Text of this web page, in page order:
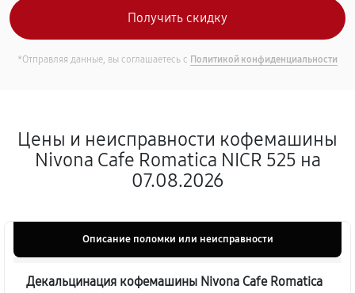
*Отправляя данные, вы соглашаетесь с Политикой конфиденциальности
Цены и неисправности кофемашины
Nivona Cafe Romatica NICR 525 на
07.08.2026
Описание поломки или неисправности
Декальцинация кофемашины Nivona Cafe Romatica